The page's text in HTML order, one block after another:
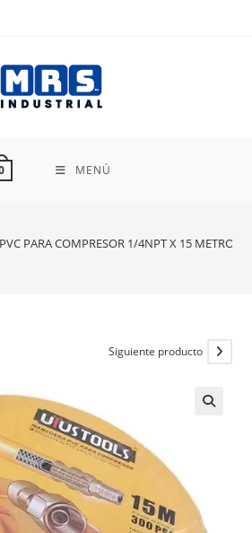
MENÚ
PARA COMPRESOR 1/4NPT X 15 METROS
Siguiente producto